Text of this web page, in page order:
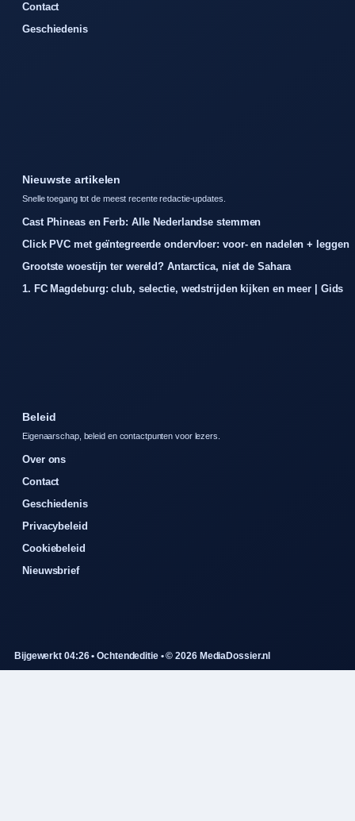
Contact
Geschiedenis
Nieuwste artikelen
Snelle toegang tot de meest recente redactie-updates.
Cast Phineas en Ferb: Alle Nederlandse stemmen
Click PVC met geïntegreerde ondervloer: voor- en nadelen + leggen
Grootste woestijn ter wereld? Antarctica, niet de Sahara
1. FC Magdeburg: club, selectie, wedstrijden kijken en meer | Gids
Beleid
Eigenaarschap, beleid en contactpunten voor lezers.
Over ons
Contact
Geschiedenis
Privacybeleid
Cookiebeleid
Nieuwsbrief
Bijgewerkt 04:26 • Ochtendeditie • © 2026 MediaDossier.nl